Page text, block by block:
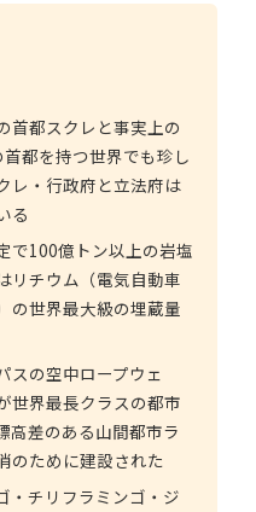
首都スクレと事実上の
都を持つ世界でも珍し
レ・行政府と立法府は
る
で100億トン以上の岩塩
リチウム（電気自動車
の世界最大級の埋蔵量
スの空中ロープウェ
世界最長クラスの都市
高差のある山間都市ラ
のために建設された
・チリフラミンゴ・ジ